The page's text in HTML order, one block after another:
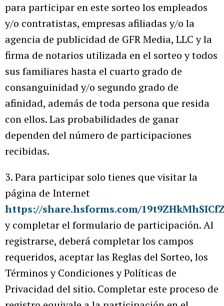
para participar en este sorteo los empleados
y/o contratistas, empresas afiliadas y/o la
agencia de publicidad de GFR Media, LLC y la
firma de notarios utilizada en el sorteo y todos
sus familiares hasta el cuarto grado de
consanguinidad y/o segundo grado de
afinidad, además de toda persona que resida
con ellos. Las probabilidades de ganar
dependen del número de participaciones
recibidas.
3. Para participar solo tienes que visitar la
página de Internet
https://share.hsforms.com/
y completar el formulario de participación. Al
registrarse, deberá completar los campos
requeridos, aceptar las Reglas del Sorteo, los
Términos y Condiciones y Políticas de
Privacidad del sitio. Completar este proceso de